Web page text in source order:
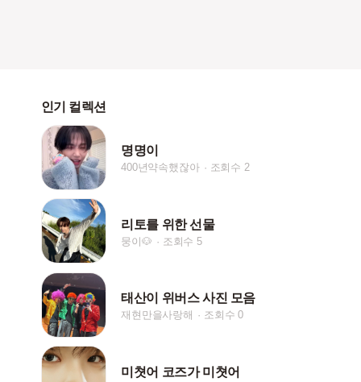
인기 컬렉션
명명이
400년약속했잖아 조회수 2
리토를 위한 선물
뭉이🐶 조회수 5
태산이 위버스 사진 모음
재현만을사랑해 조회수 0
미쳣어 코즈가 미쳣어